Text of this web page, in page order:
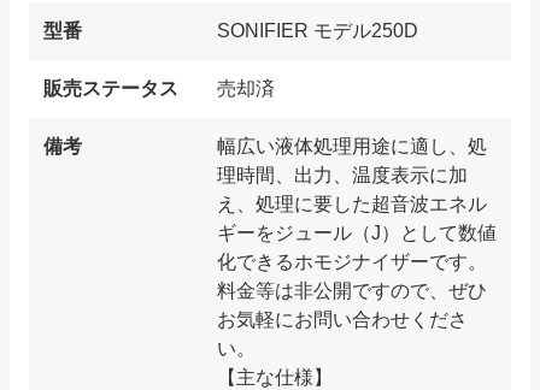
型番 SONIFIER モデル250D
販売ステータス 売却済
備考
幅広い液体処理用途に適し、処
理時間、出力、温度表示に加
え、処理に要した超音波エネル
ギーをジュール（J）として数値
化できるホモジナイザーです。
料金等は非公開ですので、ぜひ
お気軽にお問い合わせくださ
い。
【主な仕様】